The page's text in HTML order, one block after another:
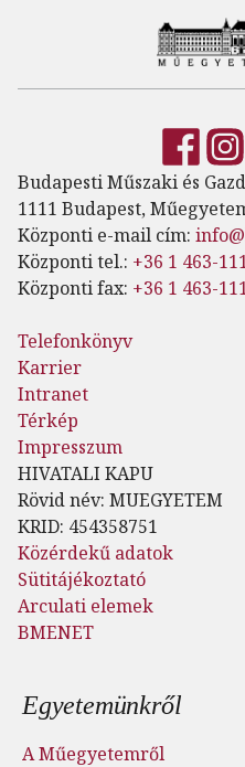
Budapesti Műszaki és
1111 Budapest,
Központi e-mail cím:
Központi tel.: +36 1 463-
Központi fax: +36 1 463-
Telefonkönyv
Karrier
Intranet
Térkép
Impresszum
HIVATALI KAPU
Rövid név: MUEGYETEM
KRID: 454358751
Közérdekű adatok
Sütitájékoztató
Arculati elemek
BMENET
Lábléc menü
Egyetemünkről
A Műegyetemről